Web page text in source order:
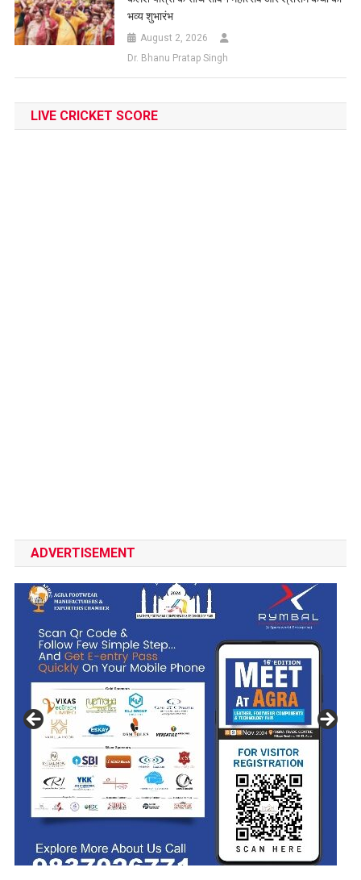
भव्य शुभारंभ
August 2, 2026
Dr. Bhanu Pratap Singh
LIVE CRICKET SCORE
ADVERTISEMENT